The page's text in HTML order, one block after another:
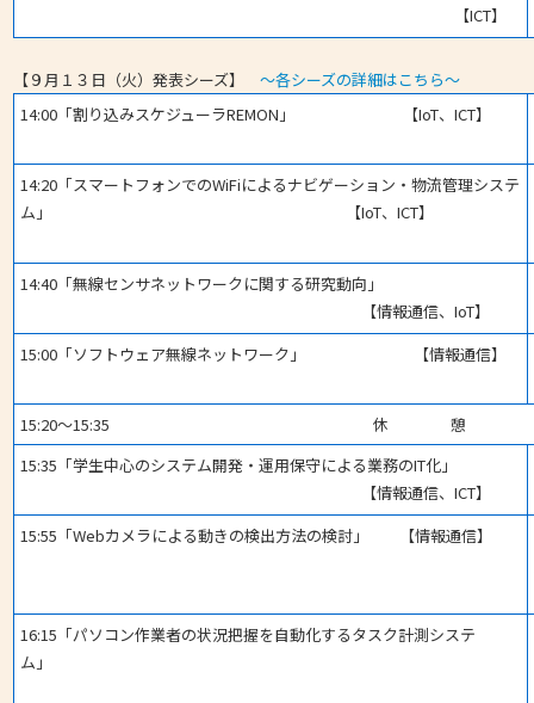
【ICT】
【９月１３日（火）発表シーズ】～各シーズの詳細はこちら～
14:00「割り込みスケジューラREMON」 【IoT、ICT】
14:20「スマートフォンでのWiFiによるナビゲーション・物流管理システ
ム」 【IoT、ICT】
14:40「無線センサネットワークに関する研究動向」
【情報通信、IoT】
15:00「ソフトウェア無線ネットワーク」 【情報通信】
15:20～15:35 休 憩
15:35「学生中心のシステム開発・運用保守による業務のIT化」
【情報通信、ICT】
15:55「Webカメラによる動きの検出方法の検討」 【情報通信】
16:15「パソコン作業者の状況把握を自動化するタスク計測システ
ム」